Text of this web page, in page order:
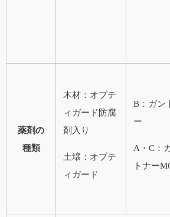
薬剤の
種類
木材：オプテ
ィガード防腐
剤入り
土壌：オプテ
ィガード
B：ガン
ー
A・C：
トナー